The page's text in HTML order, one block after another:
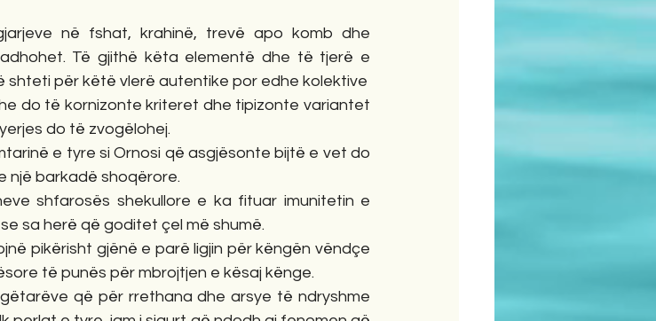
në fshat, krahinë, trevë apo komb dhe
Të gjithë këta elementë dhe të tjerë e
për këtë vlerë autentike por edhe kolektive
do të kornizonte kriteret dhe tipizonte variantet
do të zvogëlohej.
e tyre si Ornosi që asgjësonte bijtë e vet do
një barkadë shoqërore.
shfarosës shekullore e ka fituar imunitetin e
sa herë që goditet çel më shumë.
pikërisht gjënë e parë ligjin për këngën vëndçe
të punës për mbrojtjen e kësaj kënge.
që për rrethana dhe arsye të ndryshme